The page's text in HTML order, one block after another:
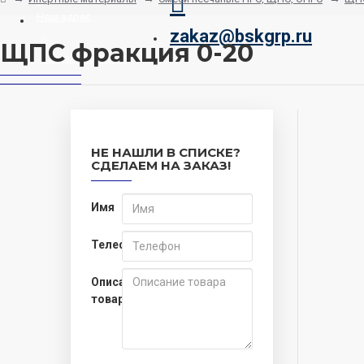
Заказать звонок
zakaz@bskgrp.ru
ЩПС фракция 0-20
НЕ НАШЛИ В СПИСКЕ?
СДЕЛАЕМ НА ЗАКАЗ!
Имя
Телефон
Описание
товара